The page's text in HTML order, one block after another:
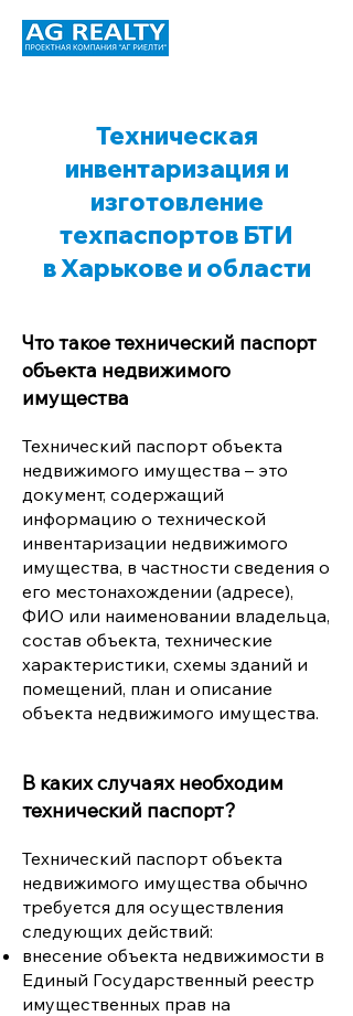
Техническая
инвентаризация и
изготовление
техпаспортов БТИ
в Харькове и области
Что такое технический паспорт
объекта недвижимого
имущества
Технический паспорт объекта
недвижимого имущества – это
документ, содержащий
информацию о технической
инвентаризации недвижимого
имущества, в частности сведения о
его местонахождении (адресе),
ФИО или наименовании владельца,
состав объекта, технические
характеристики, схемы зданий и
помещений, план и описание
объекта недвижимого имущества.
В каких случаях необходим
технический паспорт?
Технический паспорт объекта
недвижимого имущества обычно
требуется для осуществления
следующих действий:
внесение объекта недвижимости в
Единый Государственный реестр
имущественных прав на